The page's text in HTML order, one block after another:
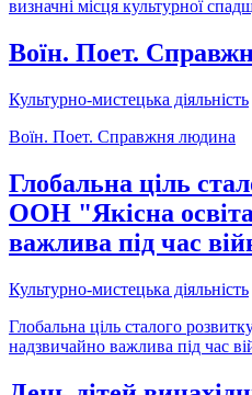
визначні місця культурної
Воїн. Поет.
Культурно-мистецька діяльність
Воїн. Поет. Справжня людина
Глобальна ціль
ООН "Якісна
важлива під час
Культурно-мистецька діяльність
Глобальна ціль сталого
надзвичайно важлива під час